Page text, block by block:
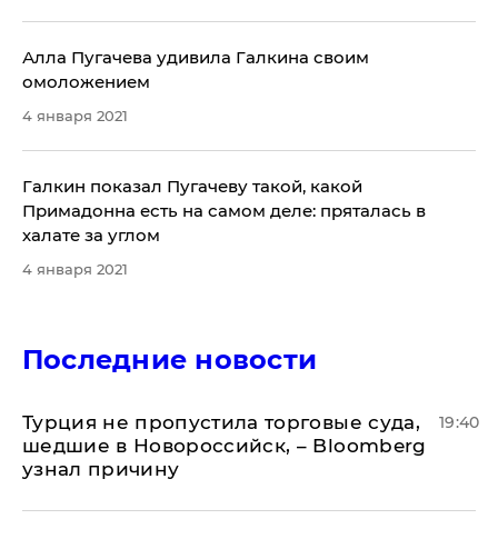
Алла Пугачева удивила Галкина своим
омоложением
4 января 2021
Галкин показал Пугачеву такой, какой
Примадонна есть на самом деле: пряталась в
халате за углом
4 января 2021
Последние новости
Турция не пропустила торговые суда,
шедшие в Новороссийск, – Bloomberg
узнал причину
19:40